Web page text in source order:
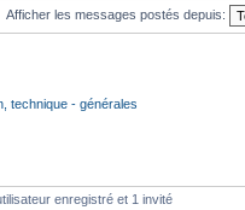
Afficher les messages postés depuis:
technique - générales
enregistré et 1 invité